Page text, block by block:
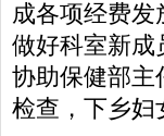
成各项经费发
做好科室新成
协助保健部主
检查，下乡妇